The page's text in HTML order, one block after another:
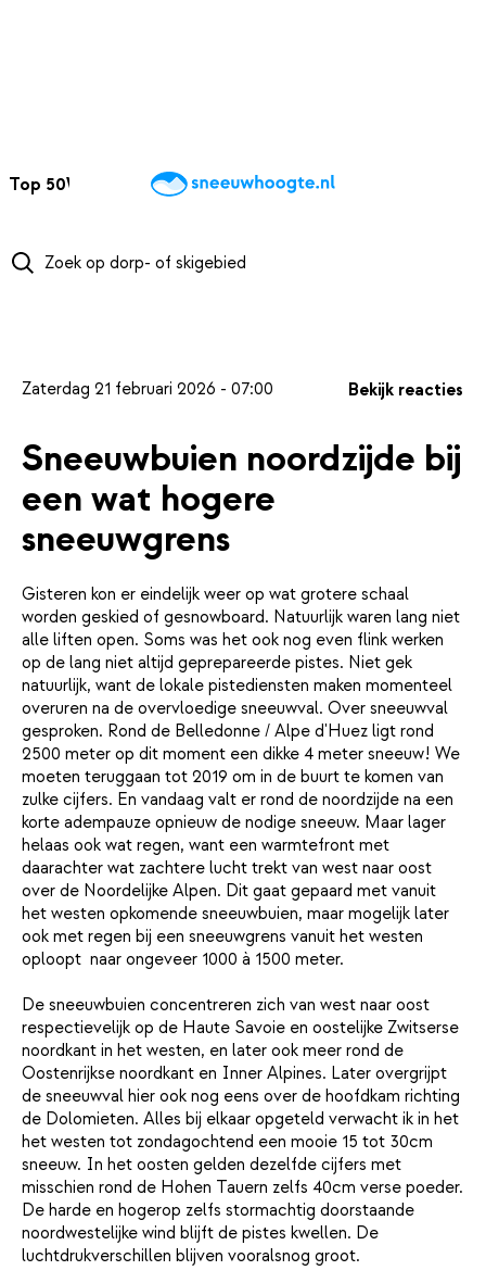
Top 50Webcams WintersportweerKaarten
Zaterdag 21 februari 2026 - 07:00 Bekijk reacties
Sneeuwbuien noordzijde bij
een wat hogere
sneeuwgrens
Gisteren kon er eindelijk weer op wat grotere schaal
worden geskied of gesnowboard. Natuurlijk waren lang niet
alle liften open. Soms was het ook nog even flink werken
op de lang niet altijd geprepareerde pistes. Niet gek
natuurlijk, want de lokale pistediensten maken momenteel
overuren na de overvloedige sneeuwval. Over sneeuwval
gesproken. Rond de Belledonne / Alpe d'Huez ligt rond
2500 meter op dit moment een dikke 4 meter sneeuw! We
moeten teruggaan tot 2019 om in de buurt te komen van
zulke cijfers. En vandaag valt er rond de noordzijde na een
korte adempauze opnieuw de nodige sneeuw. Maar lager
helaas ook wat regen, want een warmtefront met
daarachter wat zachtere lucht trekt van west naar oost
over de Noordelijke Alpen. Dit gaat gepaard met vanuit
het westen opkomende sneeuwbuien, maar mogelijk later
ook met regen bij een sneeuwgrens vanuit het westen
oploopt naar ongeveer 1000 à 1500 meter.
De sneeuwbuien concentreren zich van west naar oost
respectievelijk op de Haute Savoie en oostelijke Zwitserse
noordkant in het westen, en later ook meer rond de
Oostenrijkse noordkant en Inner Alpines. Later overgrijpt
de sneeuwval hier ook nog eens over de hoofdkam richting
de Dolomieten. Alles bij elkaar opgeteld verwacht ik in het
het westen tot zondagochtend een mooie 15 tot 30cm
sneeuw. In het oosten gelden dezelfde cijfers met
misschien rond de Hohen Tauern zelfs 40cm verse poeder.
De harde en hogerop zelfs stormachtig doorstaande
noordwestelijke wind blijft de pistes kwellen. De
luchtdrukverschillen blijven vooralsnog groot.